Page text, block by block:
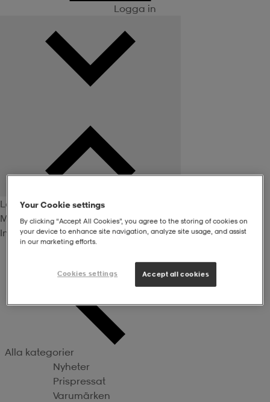
Logga in
Logga in
Medlemsförmåner
Inte medlem? Bli det här!
Utrustning
Alla kategorier
Nyheter
Prispressat
Varumärken
Your Cookie settings
By clicking “Accept All Cookies”, you agree to the storing of cookies on
your device to enhance site navigation, analyze site usage, and assist
in our marketing efforts.
Cookies settings Accept all cookies